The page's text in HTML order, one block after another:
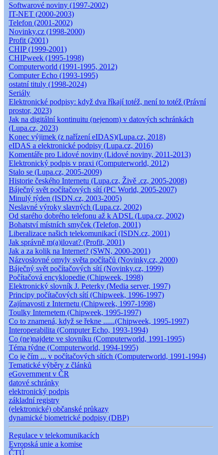
Softwarové noviny (1997-2002)
IT-NET (2000-2003)
Telefon (2001-2002)
Novinky.cz (1998-2000)
Profit (2001)
CHIP (1999-2001)
CHIPweek (1995-1998)
Computerworld (1991-1995, 2012)
Computer Echo (1993-1995)
ostatní tituly (1998-2024)
Seriály
Elektronické podpisy: když dva říkají totéž, není to totéž (Právní
prostor, 2023)
Jak na digitální kontinuitu (nejenom) v datových schránkách
(Lupa.cz, 2023)
Konec výjimek (z nařízení eIDAS)(Lupa.cz, 2018)
eIDAS a elektronické podpisy (Lupa.cz, 2016)
Komentáře pro Lidové noviny (Lidové noviny, 2011-2013)
Elektronický podpis v praxi (Computerworld, 2012)
Stalo se (Lupa.cz, 2005-2009)
Historie českého Internetu (Lupa.cz, Živě .cz, 2005-2008)
Báječný svět počítačových sítí (PC World, 2005-2007)
Minulý týden (ISDN.cz, 2003-2005)
Neslavné výroky slavných (Lupa.cz, 2002)
Od starého dobrého telefonu až k ADSL (Lupa.cz, 2002)
Bohatství místních smyček (Telefon, 2001)
Liberalizace našich telekomunikací (ISDN.cz, 2001)
Jak správně m(a)ilovat? (Profit, 2001)
Jak a za kolik na Internet? (SWN, 2000-2001)
Názvoslovné omyly světa počítačů (Novinky.cz, 2000)
Báječný svět počítačových sítí (Novinky.cz, 1999)
Počítačová encyklopedie (Chipweek, 1998)
Elektronický slovník J. Peterky (Media server, 1997)
Principy počítačových sítí (Chipweek, 1996-1997)
Zajímavosti z Internetu (Chipweek, 1997-1998)
Toulky Internetem (Chipweek, 1995-1997)
Co to znamená, když se řekne ......(Chipweek, 1995-1997)
Interoperabilita (Computer Echo, 1993-1994)
Co (ne)najdete ve slovníku (Computerworld, 1991-1995)
Téma týdne (Computerworld, 1994-1995)
Co je čím ... v počítačových sítích (Computerworld, 1991-1994)
Tematické výběry z článků
eGovernment v ČR
datové schránky
elektronický podpis
základní registry
(elektronické) občanské průkazy
dynamické biometrické podpisy (DBP)
Regulace v telekomunikacích
Evropská unie a komise
ČTÚ